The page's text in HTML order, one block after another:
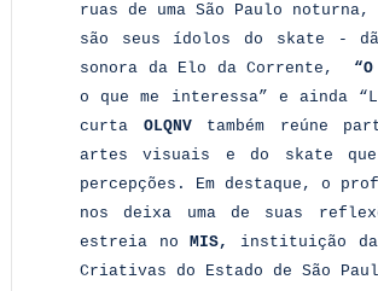
ruas de uma São Paulo
são seus ídolos do skate -
sonora da Elo da Corrente,
o que me interessa” e ainda
curta OLQNVtambém reúne
artes visuais e do skate que
percepções. Em destaque, o
nos deixa uma de suas
estreia noMIS,
instituição da
Criativas do Estado de São